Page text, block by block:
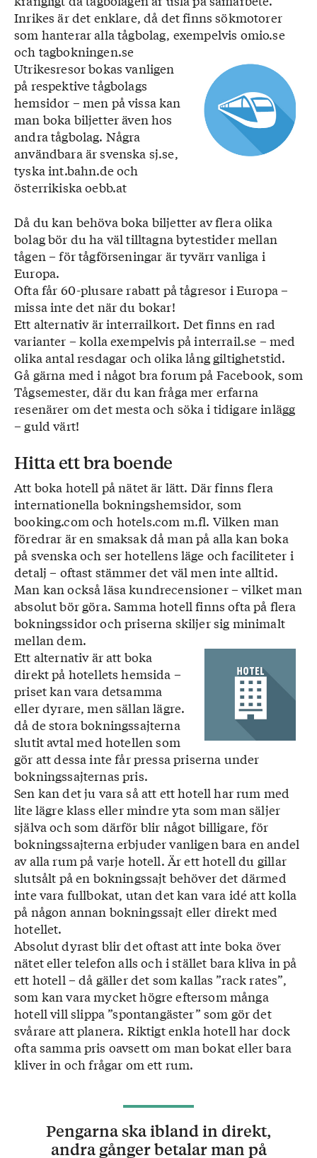
Inrikes är det enklare, då det finns sökmotorer
som hanterar alla tågbolag, exempelvis omio.se
och tagbokningen.se
Utrikesresor bokas vanligen
på respektive tågbolags
hemsidor – men på vissa kan
man boka biljetter även hos
andra tågbolag. Några
användbara är svenska sj.se,
tyska int.bahn.de och
österrikiska oebb.at
Då du kan behöva boka biljetter av flera olika
bolag bör du ha väl tilltagna bytestider mellan
tågen – för tågförseningar är tyvärr vanliga i
Europa.
Ofta får 60-plusare rabatt på tågresor i Europa –
missa inte det när du bokar!
Ett alternativ är interrailkort. Det finns en rad
varianter – kolla exempelvis på interrail.se – med
olika antal resdagar och olika lång giltighetstid.
Gå gärna med i något bra forum på Facebook, som
Tågsemester, där du kan fråga mer erfarna
resenärer om det mesta och söka i tidigare inlägg
– guld värt!
Hitta ett bra boende
Att boka hotell på nätet är lätt. Där finns flera
internationella bokningshemsidor, som
booking.com och hotels.com m.fl. Vilken man
föredrar är en smaksak då man på alla kan boka
på svenska och ser hotellens läge och faciliteter i
detalj – oftast stämmer det väl men inte alltid.
Man kan också läsa kundrecensioner – vilket man
absolut bör göra. Samma hotell finns ofta på flera
bokningssidor och priserna skiljer sig minimalt
mellan dem.
Ett alternativ är att boka
direkt på hotellets hemsida –
priset kan vara detsamma
eller dyrare, men sällan lägre.
då de stora bokningssajterna
slutit avtal med hotellen som
gör att dessa inte får pressa priserna under
bokningssajternas pris.
Sen kan det ju vara så att ett hotell har rum med
lite lägre klass eller mindre yta som man säljer
själva och som därför blir något billigare, för
bokningssajterna erbjuder vanligen bara en andel
av alla rum på varje hotell. Är ett hotell du gillar
slutsålt på en bokningssajt behöver det därmed
inte vara fullbokat, utan det kan vara idé att kolla
på någon annan bokningssajt eller direkt med
hotellet.
Absolut dyrast blir det oftast att inte boka över
nätet eller telefon alls och i stället bara kliva in på
ett hotell – då gäller det som kallas ”rack rates”,
som kan vara mycket högre eftersom många
hotell vill slippa ”spontangäster” som gör det
svårare att planera. Riktigt enkla hotell har dock
ofta samma pris oavsett om man bokat eller bara
kliver in och frågar om ett rum.
Pengarna ska ibland in direkt,
andra gånger betalar man på